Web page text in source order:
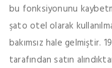
bu fonksiyonunu
şato otel olarak
bakımsız hale gelmiştir.
tarafından satın